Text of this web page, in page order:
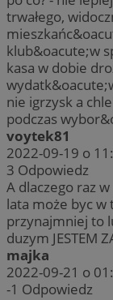
trwałego,
klub&oacute;w
kasa w dobie
nie igrzysk a
podczas
voytek81
2022-09-19 o
3 Odpowiedz
A dlaczego raz
lata może byc w
przynajmniej to
duzym JESTEM
majka
2022-09-21 o
-1 Odpowiedz